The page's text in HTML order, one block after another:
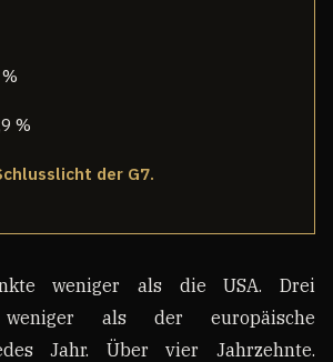
%
der G7.
weniger als die USA. Drei
weniger als der europäische
Jahr. Über vier Jahrzehnte.